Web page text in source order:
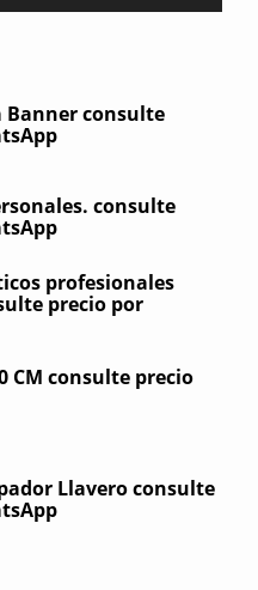
Banner consulte
consulte
profesionales
precio por
CM consulte precio
Llavero consulte